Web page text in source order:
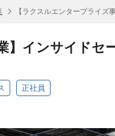
【ラクスルエンタープライ
】インサイドセ
正社員